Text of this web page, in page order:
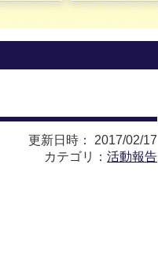
更新日時： 2017/02/17
カテゴリ： 活動報告